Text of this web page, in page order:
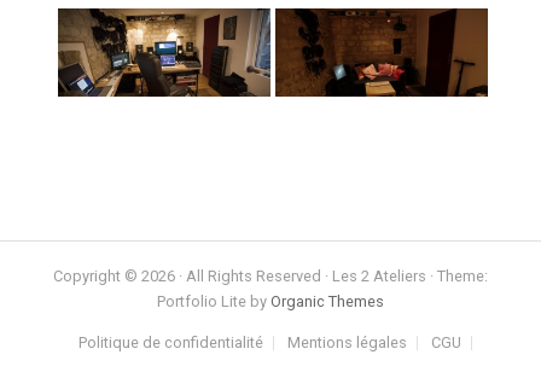
Copyright © 2026 · All Rights Reserved · Les 2 Ateliers · Theme:
Portfolio Lite by Organic Themes
Politique de confidentialité Mentions légales CGU